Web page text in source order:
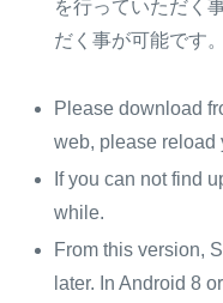
を行っていただく
だく事が可能です。
Please download
web, please reload
If you can not find
while.
From this version,
later. In Android 8